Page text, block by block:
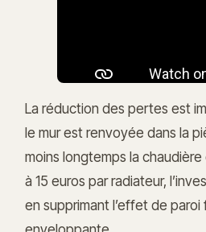
La réduction des pertes est
le mur est renvoyée dans la
moins longtemps la
à 15 euros par radiateur,
en supprimant l’effet de